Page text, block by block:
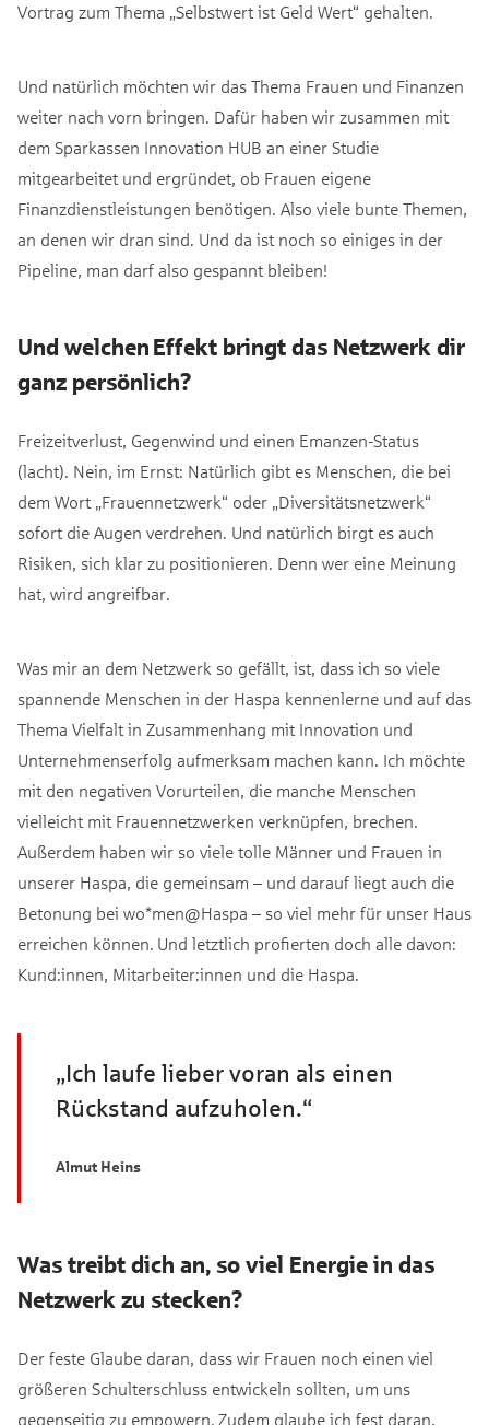
Vortrag zum Thema „Selbstwert ist Geld Wert“ gehalten.
Und natürlich möchten wir das Thema Frauen und Finanzen
weiter nach vorn bringen. Dafür haben wir zusammen mit
dem Sparkassen Innovation HUB an einer Studie
mitgearbeitet und ergründet, ob Frauen eigene
Finanzdienstleistungen benötigen. Also viele bunte Themen,
an denen wir dran sind. Und da ist noch so einiges in der
Pipeline, man darf also gespannt bleiben!
Und welchen Effekt bringt das Netzwerk dir
ganz persönlich?
Freizeitverlust, Gegenwind und einen Emanzen-Status
(lacht). Nein, im Ernst: Natürlich gibt es Menschen, die bei
dem Wort „Frauennetzwerk“ oder „Diversitätsnetzwerk“
sofort die Augen verdrehen. Und natürlich birgt es auch
Risiken, sich klar zu positionieren. Denn wer eine Meinung
hat, wird angreifbar.
Was mir an dem Netzwerk so gefällt, ist, dass ich so viele
spannende Menschen in der Haspa kennenlerne und auf das
Thema Vielfalt in Zusammenhang mit Innovation und
Unternehmenserfolg aufmerksam machen kann. Ich möchte
mit den negativen Vorurteilen, die manche Menschen
vielleicht mit Frauennetzwerken verknüpfen, brechen.
Außerdem haben wir so viele tolle Männer und Frauen in
unserer Haspa, die gemeinsam – und darauf liegt auch die
Betonung bei wo*men@Haspa – so viel mehr für unser Haus
erreichen können. Und letztlich profierten doch alle davon:
Kund:innen, Mitarbeiter:innen und die Haspa.
„Ich laufe lieber voran als einen
Rückstand aufzuholen.“
Almut Heins
Was treibt dich an, so viel Energie in das
Netzwerk zu stecken?
Der feste Glaube daran, dass wir Frauen noch einen viel
größeren Schulterschluss entwickeln sollten, um uns
gegenseitig zu empowern. Zudem glaube ich fest daran,